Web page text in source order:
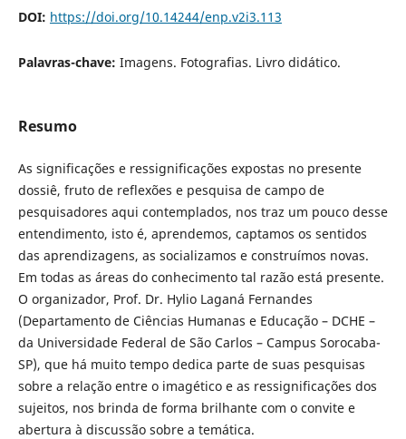
DOI: https://doi.org/10.14244/enp.v2i3.113
Palavras-chave: Imagens. Fotografias. Livro didático.
Resumo
As significações e ressignificações expostas no presente
dossiê, fruto de reflexões e pesquisa de campo de
pesquisadores aqui contemplados, nos traz um pouco desse
entendimento, isto é, aprendemos, captamos os sentidos
das aprendizagens, as socializamos e construímos novas.
Em todas as áreas do conhecimento tal razão está presente.
O organizador, Prof. Dr. Hylio Laganá Fernandes
(Departamento de Ciências Humanas e Educação – DCHE –
da Universidade Federal de São Carlos – Campus Sorocaba-
SP), que há muito tempo dedica parte de suas pesquisas
sobre a relação entre o imagético e as ressignificações dos
sujeitos, nos brinda de forma brilhante com o convite e
abertura à discussão sobre a temática.